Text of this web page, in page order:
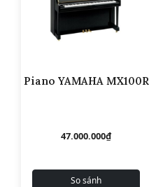
Piano YAMAHA MX100R
47.000.000₫
So sánh